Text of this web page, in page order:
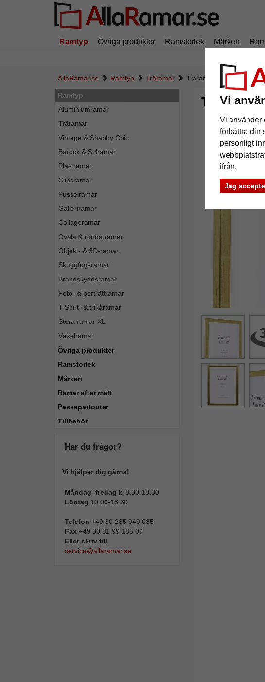
Vi
Vi använder
förbättra din
personligt
ifrån.
Jag
Ramtyp Övriga produkter Ramstorlek Märken
AllaRamar.se Ramtyp Träramar Träram Paris
Ramtyp
Aluminiumramar
Träramar
Vintage & Shabby Chic
Barock & Stilramar
Plastramar
Clipsramar
Pusselramar
Galleriramar
Collageramar
Ovala & runda ramar
Objekt- & 3D-ramar
Skuggfogsramar
Brandskyddsramar
Foto- & porträttramar
T-Shirt- & trikåramar
Stora ramar XL
Växelramar
Övriga produkter
Ramstorlek
Märken
Ramar efter mått
Passepartouter
Tillbehör
Har du frågor?
Vi hjälper dig gärna!
Måndag–fredag kl 8.30-18.30
Lördag 10.00-18.30
Telefon +49 30 235 949 085
Fax +49 30 31 99 185 09
Eller skriv till
service@allaramar.se
Träram